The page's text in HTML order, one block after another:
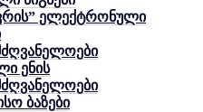
ელექტრონული
ენის
ბაზები